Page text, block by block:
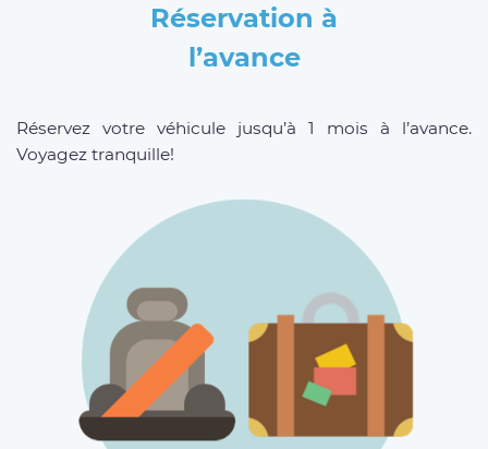
Réservation à
l’avance
Réservez votre véhicule jusqu’à 1 mois à l’avance.
Voyagez tranquille!